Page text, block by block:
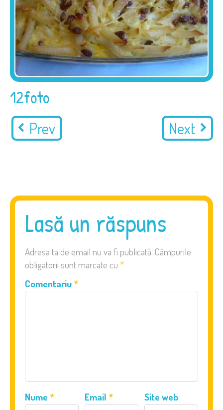
12foto
Prev Next
Lasă un răspuns
Adresa ta de email nu va fi publicată. Câmpurile
obligatorii sunt marcate cu *
Comentariu *
Nume * Email * Site web